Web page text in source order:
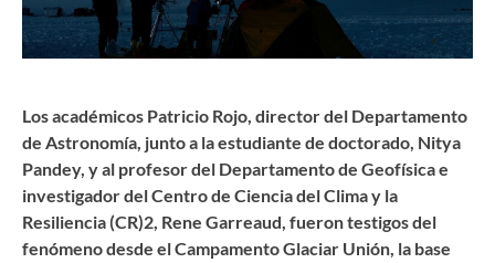
Los académicos Patricio Rojo, director del Departamento
de Astronomía, junto a la estudiante de doctorado, Nitya
Pandey, y al profesor del Departamento de Geofísica e
investigador del Centro de Ciencia del Clima y la
Resiliencia (CR)2, Rene Garreaud, fueron testigos del
fenómeno desde el Campamento Glaciar Unión, la base